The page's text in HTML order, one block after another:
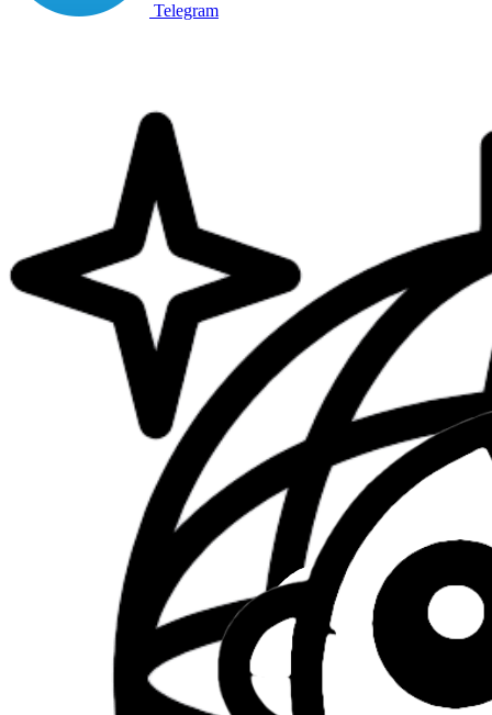
Telegram